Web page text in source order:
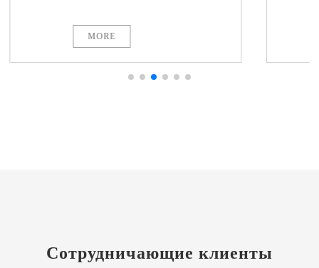
IPC - 2591 CFX
продукции), не только для
удовлетворения возможностей,
MORE
Сотрудничающие клиенты